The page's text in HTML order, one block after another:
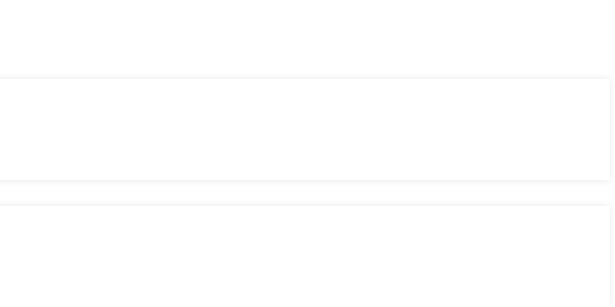
sans complications.
du marché.
des plateformes et des dApps.